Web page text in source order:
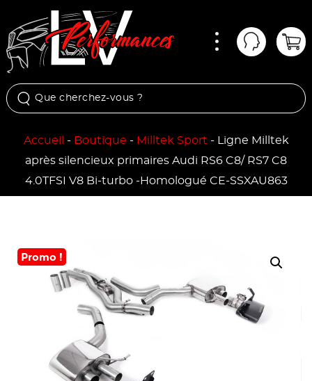
Mon
Accueil - Boutique - Milltek Sport - Ligne Milltek
après silencieux primaires Audi RS6 C8/ RS7 C8
4.0TFSI V8 Bi-turbo -Homologué CE-SSXAU863
Promo !